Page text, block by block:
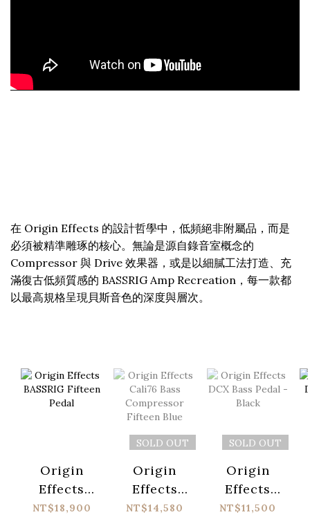
在 Origin Effects 的設計哲學中，低頻絕非附屬品，而是
必須被精準雕琢的核心。無論是源自錄音室概念的
Compressor 與 Drive 效果器，或是以細膩工法打造、充
滿復古低頻質感的 BASSRIG Amp Recreation，每一款都
以最高規格呈現貝斯音色的深度與層次。
Origin
Effects
BASSRIG
NT$18,900
SOLD OUT
Origin
Effects
Cali76
NT$14,580
SOLD OUT
Origin
Effects
DCX Bass
NT$11,500